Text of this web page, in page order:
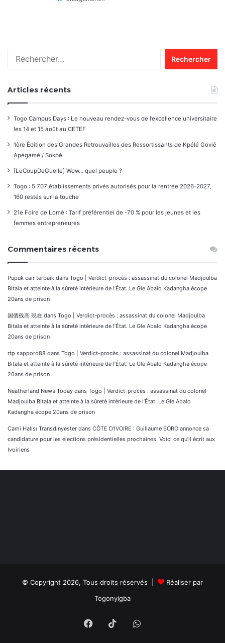
Articles récents
Togo Campus Days : Le nouveau rendez-vous de l’excellence universitaire
les 14 et 15 août au CETEF
1ère Édition des Grandes Retrouvailles des Ressortissants de Kpélé Govié
Apégamé / Sokpé
[LeCoupDeGuelle] Wow… quel peuple ?
Togo : 5 707 établissements privés autorisés pour la rentrée 2026-2027,
160 restés sur la touche
21e Foire de Lomé : Tarif préférentiel de -70 % pour les jeunes et les
femmes entrepreneures
Commentaires récents
Pupuk cair terbaik dans Togo | Verdict-procès : assassinat du colonel Madjoulba
Bitala et atteinte à la sûreté intérieure de l’État. Le Gle Abalo Kadangha écope
20ans de prison
国債残高 現在 dans Togo | Verdict-procès : assassinat du colonel Madjoulba
Bitala et atteinte à la sûreté intérieure de l’État. Le Gle Abalo Kadangha écope
20ans de prison
rtp sapporo88 dans Togo | Verdict-procès : assassinat du colonel Madjoulba
Bitala et atteinte à la sûreté intérieure de l’État. Le Gle Abalo Kadangha écope
20ans de prison
Neatherland News Today dans Togo | Verdict-procès : assassinat du colonel
Madjoulba Bitala et atteinte à la sûreté intérieure de l’État. Le Gle Abalo
Kadangha écope 20ans de prison
Cami Halısı Transdinyester dans CÔTE D’IVOIRE : Guillaume SORO annonce sa
candidature pour les élections présidentielles prochaines. Voici ce qu’il écrit aux
Ivoiriens
© Copyright 2026, Tous droits réservés |
Réaliser par
Togonyigba
Facebook
TikTokWhatsApp